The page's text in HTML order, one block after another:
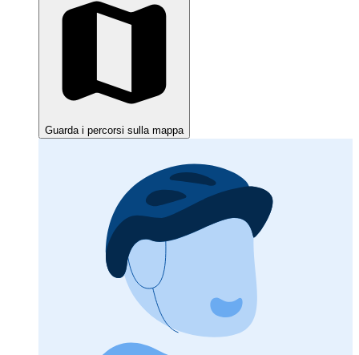
Guarda i percorsi sulla mappa